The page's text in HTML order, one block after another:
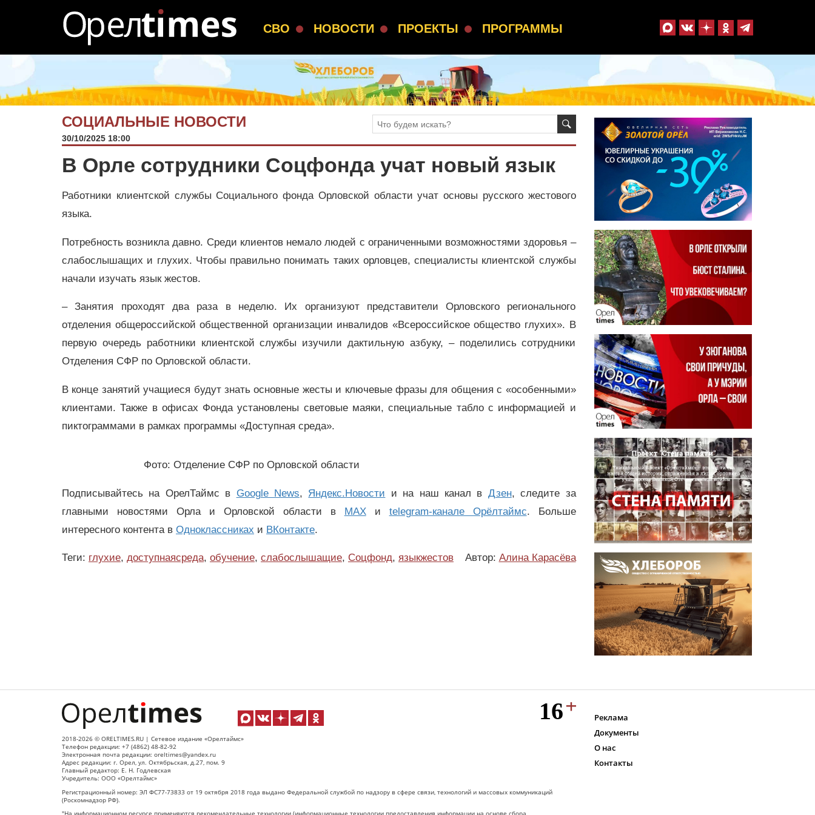
СВО НОВОСТИ ПРОЕКТЫ ПРОГРАММЫ
СОЦИАЛЬНЫЕ НОВОСТИ
30/10/2025 18:00
В Орле сотрудники Соцфонда учат новый язык
Работники клиентской службы Социального фонда Орловской области учат основы русского жестового
языка.
Потребность возникла давно. Среди клиентов немало людей с ограниченными возможностями здоровья –
слабослышащих и глухих. Чтобы правильно понимать таких орловцев, специалисты клиентской службы
начали изучать язык жестов.
– Занятия проходят два раза в неделю. Их организуют представители Орловского регионального
отделения общероссийской общественной организации инвалидов «Всероссийское общество глухих». В
первую очередь работники клиентской службы изучили дактильную азбуку, – поделились сотрудники
Отделения СФР по Орловской области.
В конце занятий учащиеся будут знать основные жесты и ключевые фразы для общения с «особенными»
клиентами. Также в офисах Фонда установлены световые маяки, специальные табло с информацией и
пиктограммами в рамках программы «Доступная среда».
Фото: Отделение СФР по Орловской области
Подписывайтесь на ОрелТаймс в Google News, Яндекс.Новости и на наш канал в Дзен, следите за
главными новостями Орла и Орловской области в MAXи telegram-канале Орёлтаймс. Больше
интересного контента в Одноклассниках и ВКонтакте.
Теги: глухие, доступнаясреда, обучение, слабослышащие, Соцфонд, языкжестов Автор: Алина Карасёва
2018-2026 © ORELTIMES.RU | Сетевое издание «Орелтаймс»
Телефон редакции: +7 (4862) 48-82-92
Электронная почта редакции: oreltimes@yandex.ru
Адрес редакции: г. Орел, ул. Октябрьская, д.27, пом. 9
Главный редактор: Е. Н. Годлевская
Учредитель: ООО «Орелтаймс»
Регистрационный номер: ЭЛ ФС77-73833 от 19 октября 2018 года выдано Федеральной службой по надзору в сфере связи, технологий и массовых коммуникаций
(Роскомнадзор РФ).
Реклама
Документы
О нас
Контакты